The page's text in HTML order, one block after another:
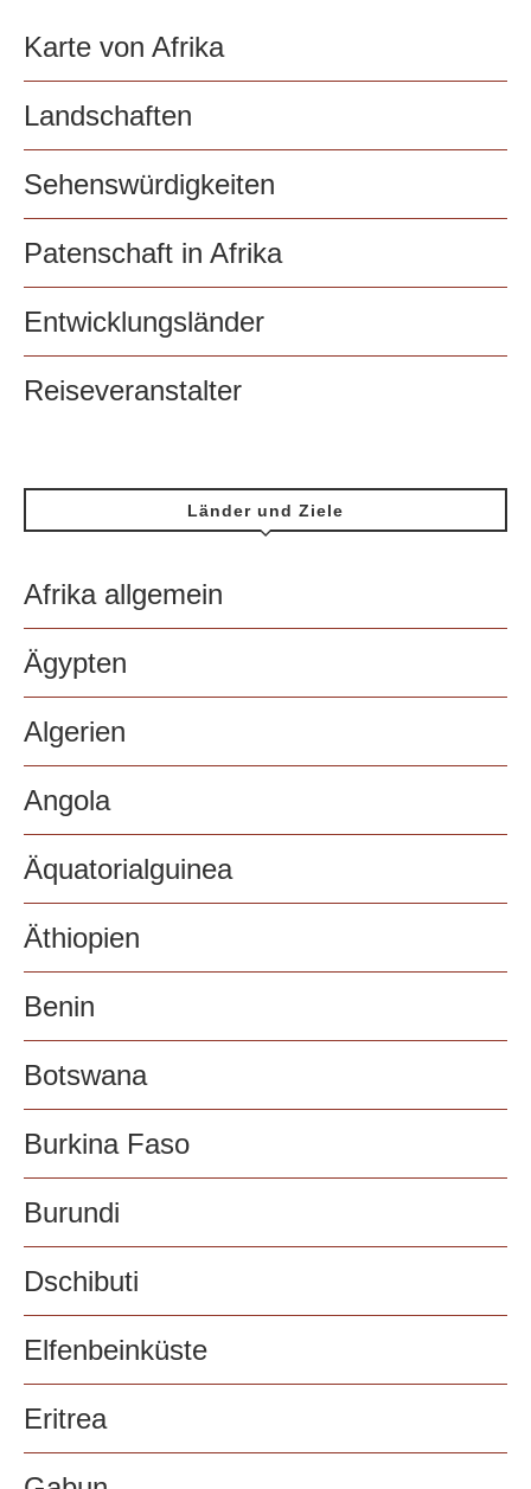
Karte von Afrika
Landschaften
Sehenswürdigkeiten
Patenschaft in Afrika
Entwicklungsländer
Reiseveranstalter
Länder und Ziele
Afrika allgemein
Ägypten
Algerien
Angola
Äquatorialguinea
Äthiopien
Benin
Botswana
Burkina Faso
Burundi
Dschibuti
Elfenbeinküste
Eritrea